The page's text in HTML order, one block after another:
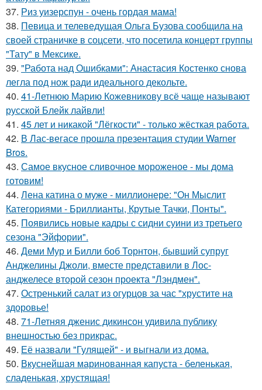
37. Риз уизерспун - очень гордая мама!
38. Певица и телеведущая Ольга Бузова сообщила на
своей страничке в соцсети, что посетила концерт группы
"Тату" в Мексике.
39. "Работа над Ошибками": Анастасия Костенко снова
легла под нож ради идеального декольте.
40. 41-Летнюю Марию Кожевникову всё чаще называют
русской Блейк лайвли!
41. 45 лет и никакой "Лёгкости" - только жёсткая работа.
42. В Лас-вегасе прошла презентация студии Warner
Bros.
43. Самое вкусное сливочное мороженое - мы дома
готовим!
44. Лена катина о муже - миллионере: "Он Мыслит
Категориями - Бриллианты, Крутые Тачки, Понты".
45. Появились новые кадры с сидни суини из третьего
сезона "Эйфории".
46. Деми Мур и Билли боб Торнтон, бывший супруг
Анджелины Джоли, вместе представили в Лос-
анджелесе второй сезон проекта "Лэндмен".
47. Остренький салат из огурцов за час "хрустите нa
здоровье!
48. 71-Летняя дженис дикинсон удивила публику
внешностью без прикрас.
49. Её назвали "Гулящей" - и выгнали из дома.
50. Вкуснейшая маринованная капуста - беленькая,
сладенькая, хрустящая!